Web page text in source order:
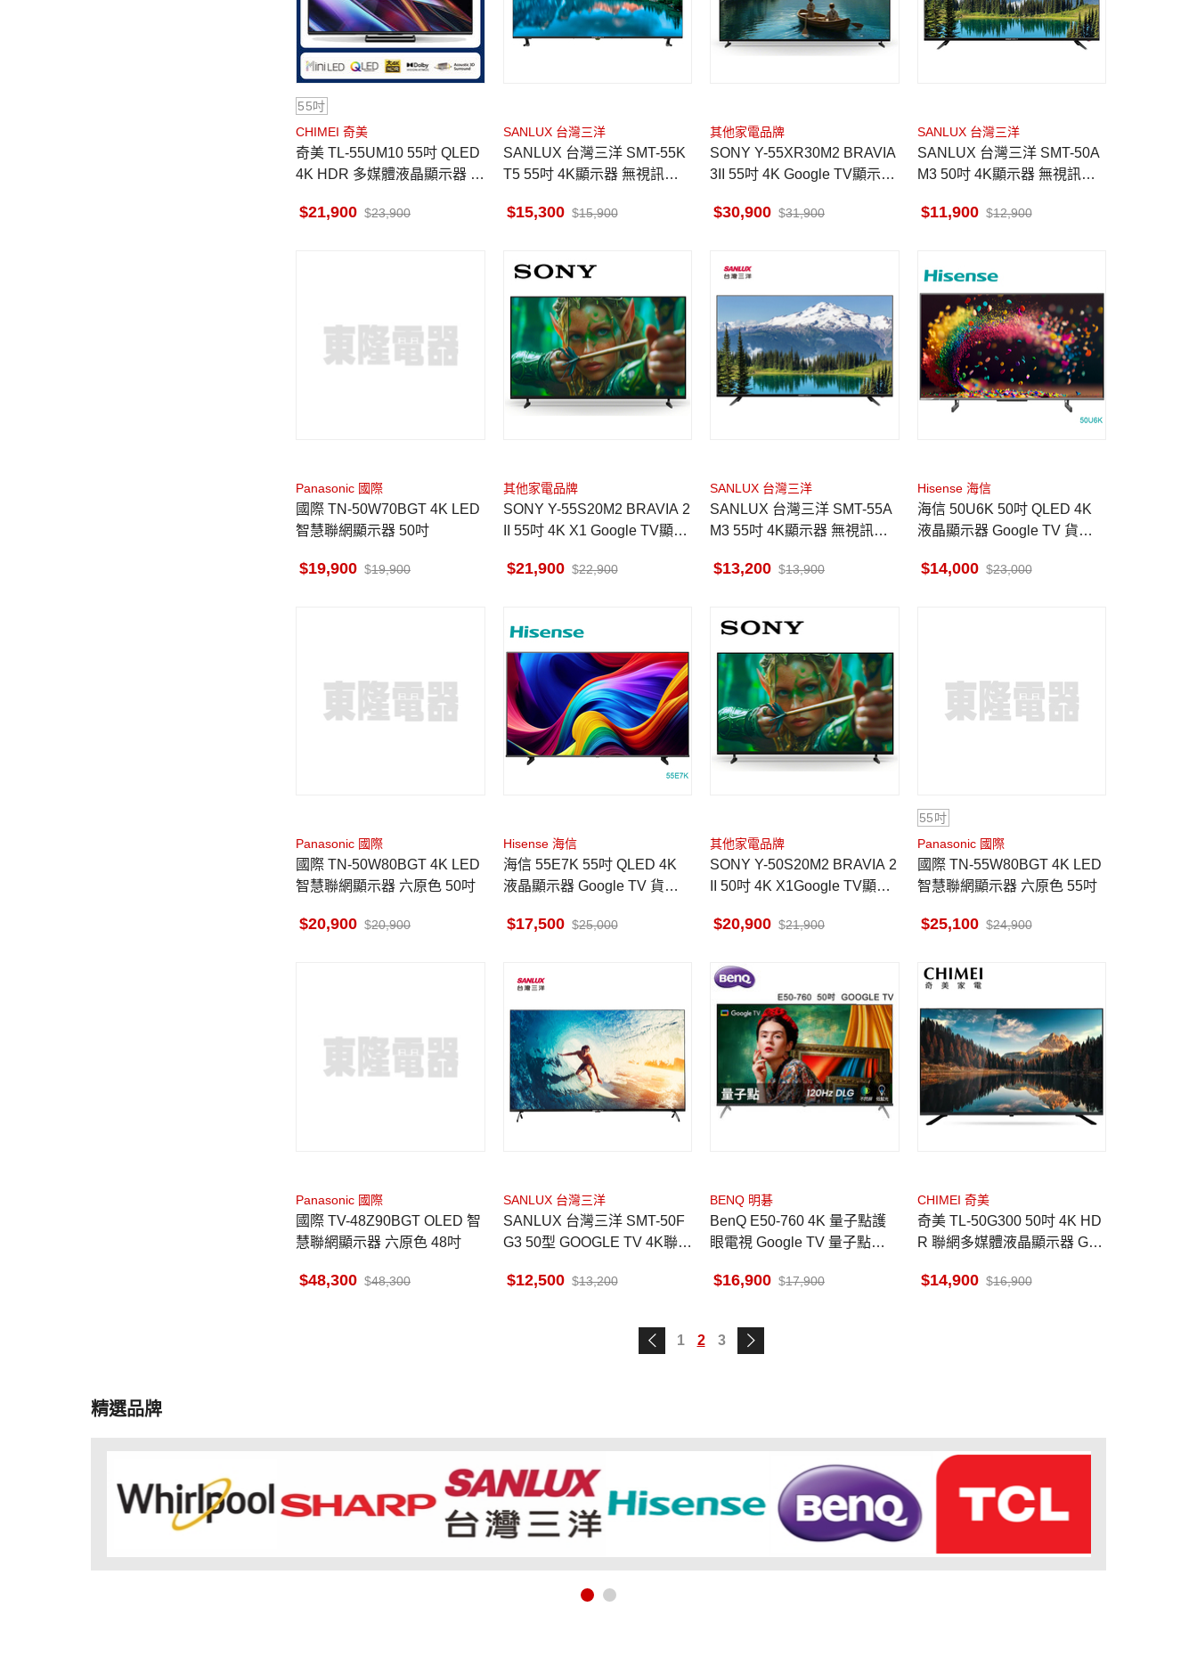
55吋
CHIMEI 奇美
奇美 TL-55UM10 55吋 QLED
4K HDR 多媒體液晶顯示器 貨
21,900 23,900
SANLUX 台灣三洋
SANLUX 台灣三洋 SMT-55K
T5 55吋 4K顯示器 無視訊盒
15,300 15,900
其他家電品牌
SONY Y-55XR30M2 BRAVIA
3II 55吋 4K Google TV顯示器
30,900 31,900
SANLUX 台灣三洋
SANLUX 台灣三洋 SMT-50A
M3 50吋 4K顯示器 無視訊盒
11,900 12,900
Panasonic 國際
國際 TN-50W70BGT 4K LED
智慧聯網顯示器 50吋
19,900 19,900
其他家電品牌
SONY Y-55S20M2 BRAVIA 2
II 55吋 4K X1 Google TV顯示
21,900 22,900
SANLUX 台灣三洋
SANLUX 台灣三洋 SMT-55A
M3 55吋 4K顯示器 無視訊盒
13,200 13,900
Hisense 海信
海信 50U6K 50吋 QLED 4K
液晶顯示器 Google TV 貨到
14,000 23,000
Panasonic 國際
國際 TN-50W80BGT 4K LED
智慧聯網顯示器 六原色 50吋
20,900 20,900
Hisense 海信
海信 55E7K 55吋 QLED 4K
液晶顯示器 Google TV 貨到
17,500 25,000
其他家電品牌
SONY Y-50S20M2 BRAVIA 2
II 50吋 4K X1Google TV顯示
20,900 21,900
55吋
Panasonic 國際
國際 TN-55W80BGT 4K LED
智慧聯網顯示器 六原色 55吋
25,100 24,900
Panasonic 國際
國際 TV-48Z90BGT OLED 智
慧聯網顯示器 六原色 48吋
48,300 48,300
SANLUX 台灣三洋
SANLUX 台灣三洋 SMT-50F
G3 50型 GOOGLE TV 4K聯網
12,500 13,200
BENQ 明碁
BenQ E50-760 4K 量子點護
眼電視 Google TV 量子點廣
16,900 17,900
CHIMEI 奇美
奇美 TL-50G300 50吋 4K HD
R 聯網多媒體液晶顯示器 Goo
14,900 16,900
1 2 3
精選品牌